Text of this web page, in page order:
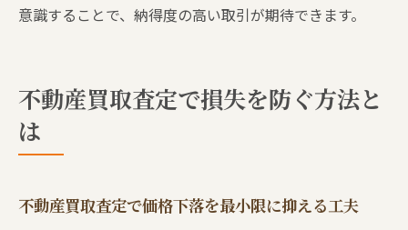
意識することで、納得度の高い取引が期待できます。
不動産買取査定で損失を防ぐ方法と
は
不動産買取査定で価格下落を最小限に抑える工夫